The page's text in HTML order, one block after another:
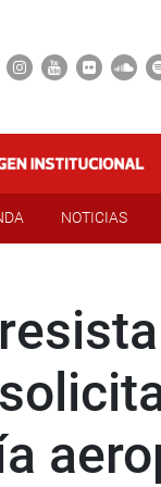
NOTICIAS